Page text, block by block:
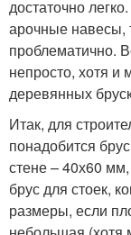
достаточно
арочные навесы,
проблематично.
непросто, хотя и
деревянных
Итак, для
понадобится
стене – 40х60
брус для стоек,
размеры, если